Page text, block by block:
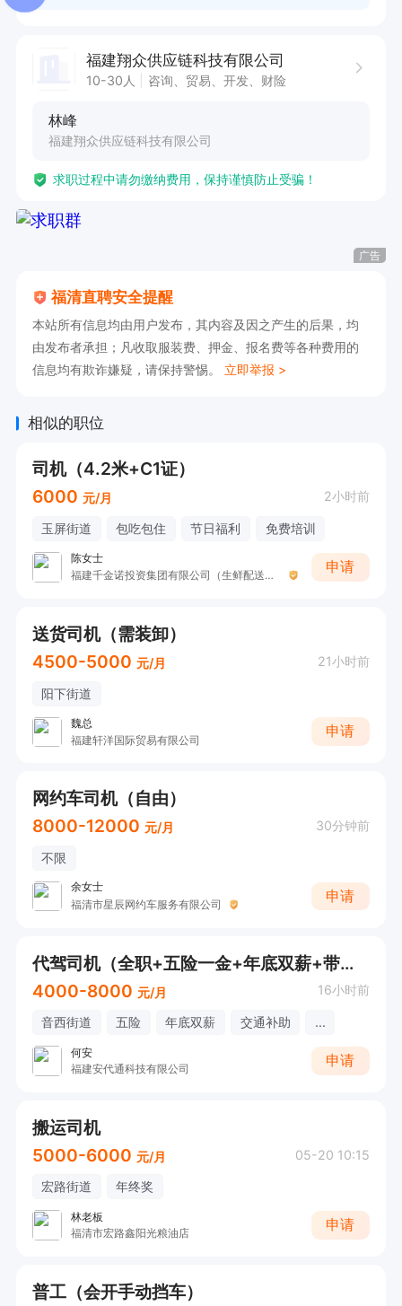
福建翔众供应链科技有限公司
10-30人 咨询、贸易、开发、财险
林峰
福建翔众供应链科技有限公司
求职过程中请勿缴纳费用，保持谨慎防止受骗！
广告
福清直聘安全提醒
本站所有信息均由用户发布，其内容及因之产生的后果，均
由发布者承担；凡收取服装费、押金、报名费等各种费用的
信息均有欺诈嫌疑，请保持警惕。 立即举报 >
相似的职位
司机（4.2米+C1证）
6000 元/月 2小时前
玉屏街道 包吃包住 节日福利 免费培训
陈女士
福建千金诺投资集团有限公司（生鲜配送部）
申请
送货司机（需装卸）
4500-5000 元/月 21小时前
阳下街道
魏总
福建轩洋国际贸易有限公司
申请
网约车司机（自由）
8000-12000 元/月 30分钟前
不限
余女士
福清市星辰网约车服务有限公司
申请
代驾司机（全职+五险一金+年底双薪+带薪年假）
4000-8000 元/月 16小时前
音西街道 五险 年底双薪 交通补助 ...
何安
福建安代通科技有限公司
申请
搬运司机
5000-6000 元/月 05-20 10:15
宏路街道 年终奖
林老板
福清市宏路鑫阳光粮油店
申请
普工（会开手动挡车）